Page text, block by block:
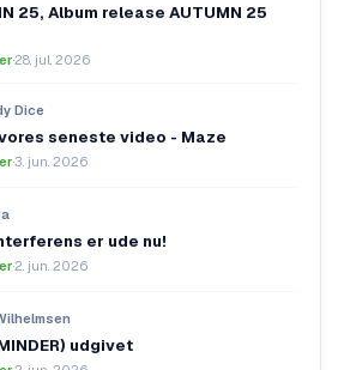
25, Album release AUTUMN 25
·28. jul. 2026
Dice
seneste video - Maze
·3. jun. 2026
er ude nu!
·2. jun. 2026
udgivet